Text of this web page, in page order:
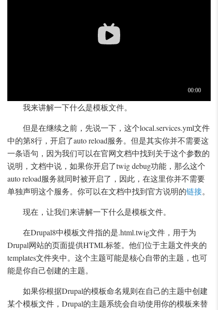
我来讲解一下什么是模板文件。
但是在继续之前，先说一下，这个local.services.yml文件
中的第8行，开启了auto reload服务。但是其实你并不需要这
一条语句，因为我们可以在官网文档中找到关于这个参数的
说明，文档中说，如果你开启了twig debug功能，那么这个
auto reload服务就同时被开启了，因此，在这里你并不需要
单独声明这个服务。你可以在文档中找到官方说明的链接。
现在，让我们来讲解一下什么是模板文件。
在Drupal8中模板文件指的是.html.twig文件，用于为
Drupal网站的页面提供HTML标签。他们位于主题文件夹的
templates文件夹中。这个主题可能是核心自带的主题，也可
能是你自己创建的主题。
如果你根据Drupal的模板命名规则在自己的主题中创建
某个模板文件，Drupal的主题系统会自动使用你的模板来替